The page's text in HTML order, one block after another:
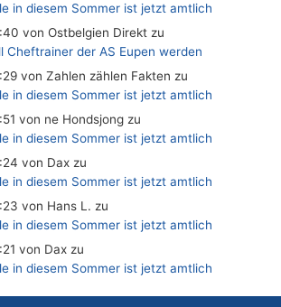
in diesem Sommer ist jetzt amtlich
von Ostbelgien Direkt zu
Cheftrainer der AS Eupen werden
von Zahlen zählen Fakten zu
in diesem Sommer ist jetzt amtlich
von ne Hondsjong zu
in diesem Sommer ist jetzt amtlich
von Dax zu
in diesem Sommer ist jetzt amtlich
von Hans L. zu
in diesem Sommer ist jetzt amtlich
von Dax zu
in diesem Sommer ist jetzt amtlich